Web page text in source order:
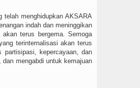
telah menghidupkan AKSARA
indah dan meninggikan
terus bergema. Semoga
terinternalisasi akan terus
partisipasi, kepercayaan, dan
mengabdi untuk kemajuan